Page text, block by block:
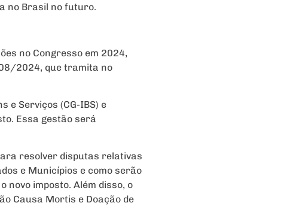
no Brasil no futuro.
no Congresso em 2024,
2024, que tramita no
e Serviços (CG-IBS) e
Essa gestão será
resolver disputas relativas
e Municípios e como serão
imposto. Além disso, o
Causa Mortis e Doação de